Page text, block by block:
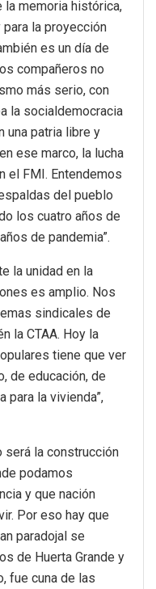
la memoria histórica,
la proyección
es un día de
compañeros no
más serio, con
la socialdemocracia
una patria libre y
ese marco, la lucha
el FMI. Entendemos
del pueblo
los cuatro años de
de pandemia”.
la unidad en la
es amplio. Nos
sindicales de
la CTAA. Hoy la
tiene que ver
de educación, de
para la vivienda”,
será la construcción
podamos
y que nación
Por eso hay que
paradojal se
de Huerta Grande y
fue cuna de las